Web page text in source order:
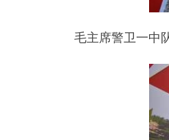
毛主席警卫一中